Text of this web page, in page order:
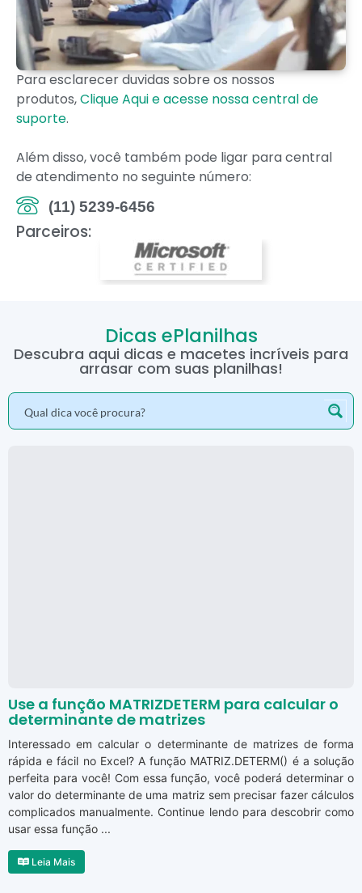
Para esclarecer duvidas sobre os nossos
produtos,Clique Aqui e acesse nossa central de
suporte.
Além disso, você também pode ligar para central
de atendimento no seguinte número:
(11) 5239-6456
Parceiros:
Dicas ePlanilhas
Descubra aqui dicas e macetes incríveis para
arrasar com suas planilhas!
Use a função MATRIZDETERM para calcular o
determinante de matrizes
Interessado em calcular o determinante de matrizes de forma
rápida e fácil no Excel? A função MATRIZ.DETERM() é a solução
perfeita para você! Com essa função, você poderá determinar o
valor do determinante de uma matriz sem precisar fazer cálculos
complicados manualmente. Continue lendo para descobrir como
usar essa função ...
Leia Mais